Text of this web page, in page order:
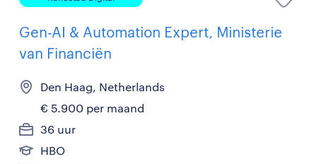
Gen-AI & Automation Expert, Ministerie
van Financiën
Den Haag, Netherlands
€ 5.900 per maand
36 uur
HBO